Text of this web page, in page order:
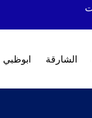
الشارقة ابوظبي